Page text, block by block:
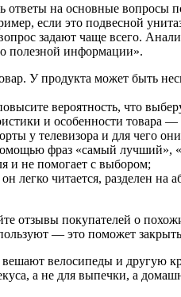
на основные вопросы
если это подвесной
задают чаще всего.
полезной информации».
У продукта может быть
вероятность, что
и особенности товара —
у телевизора и для чего
фраз «самый лучший»,
и не помогает с выбором;
легко читается, разделен на
отзывы покупателей о
— это поможет
велосипеды и другую
а не для выпечки, а